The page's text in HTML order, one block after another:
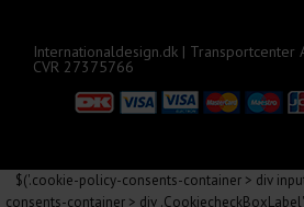
Internationaldesign.dk |
CVR 27375766
$('.cookie-policy-consents-container > div
consents-container > div